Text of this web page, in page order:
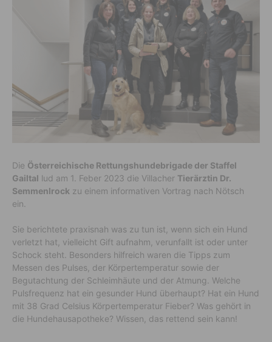
Die Österreichische Rettungshundebrigade der Staffel
Gailtal lud am 1. Feber 2023 die Villacher Tierärztin Dr.
Semmenlrock zu einem informativen Vortrag nach Nötsch
ein.
Sie berichtete praxisnah was zu tun ist, wenn sich ein Hund
verletzt hat, vielleicht Gift aufnahm, verunfallt ist oder unter
Schock steht. Besonders hilfreich waren die Tipps zum
Messen des Pulses, der Körpertemperatur sowie der
Begutachtung der Schleimhäute und der Atmung. Welche
Pulsfrequenz hat ein gesunder Hund überhaupt? Hat ein Hund
mit 38 Grad Celsius Körpertemperatur Fieber? Was gehört in
die Hundehausapotheke? Wissen, das rettend sein kann!